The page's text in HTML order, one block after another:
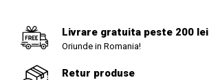
Livrare gratuita peste 200 lei
Oriunde in Romania!
Retur produse